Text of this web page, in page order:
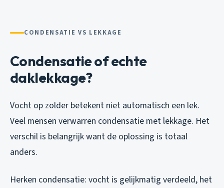
CONDENSATIE VS LEKKAGE
Condensatie of echte
daklekkage?
Vocht op zolder betekent niet automatisch een lek.
Veel mensen verwarren condensatie met lekkage. Het
verschil is belangrijk want de oplossing is totaal
anders.
Herken condensatie: vocht is gelijkmatig verdeeld, het